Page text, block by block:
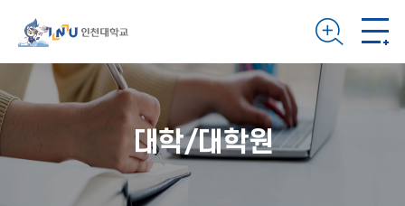
대학/대학원